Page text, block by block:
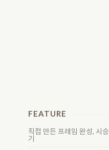
FEATURE
직접 만든 프레임 완성, 시승
기